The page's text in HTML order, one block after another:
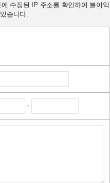
수집된 IP 주소를 확인하여 불이익
습니다.
-